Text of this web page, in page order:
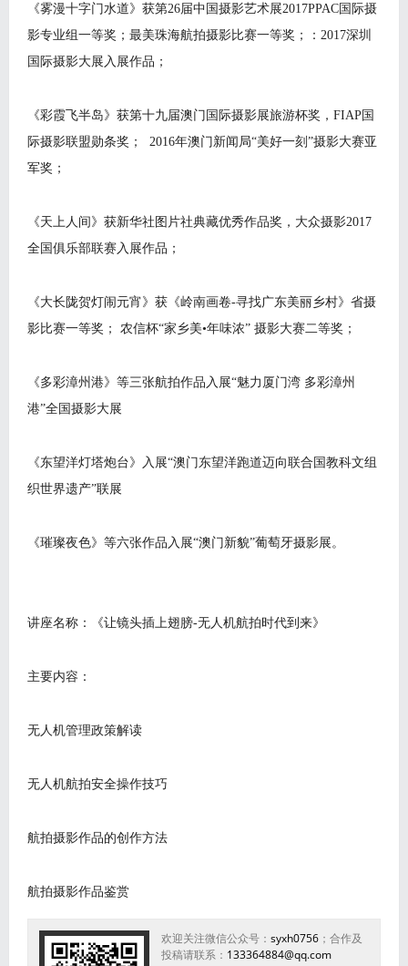
《雾漫十字门水道》获第26届中国摄影艺术展2017PPAC国际摄
影专业组一等奖；最美珠海航拍摄影比赛一等奖；：2017深圳
国际摄影大展入展作品；
《彩霞飞半岛》获第十九届澳门国际摄影展旅游杯奖，FIAP国
际摄影联盟勋条奖； 2016年澳门新闻局“美好一刻”摄影大赛亚
军奖；
《天上人间》获新华社图片社典藏优秀作品奖，大众摄影2017
全国俱乐部联赛入展作品；
《大长陇贺灯闹元宵》获《岭南画卷-寻找广东美丽乡村》省摄
影比赛一等奖； 农信杯“家乡美•年味浓” 摄影大赛二等奖；
《多彩漳州港》等三张航拍作品入展“魅力厦门湾 多彩漳州
港”全国摄影大展
《东望洋灯塔炮台》入展“澳门东望洋跑道迈向联合国教科文组
织世界遗产”联展
《璀璨夜色》等六张作品入展“澳门新貌”葡萄牙摄影展。
讲座名称：《让镜头插上翅膀-无人机航拍时代到来》
主要内容：
无人机管理政策解读
无人机航拍安全操作技巧
航拍摄影作品的创作方法
航拍摄影作品鉴赏
欢迎关注微信公众号： syxh0756；合作及
投稿请联系： 133364884@qq.com